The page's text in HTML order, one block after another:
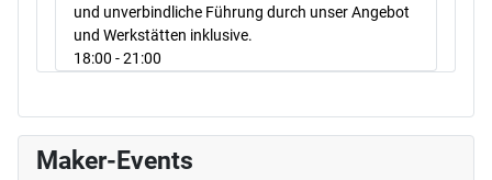
und unverbindliche Führung durch unser Angebot
und Werkstätten inklusive.
18:00 - 21:00
Maker-Events